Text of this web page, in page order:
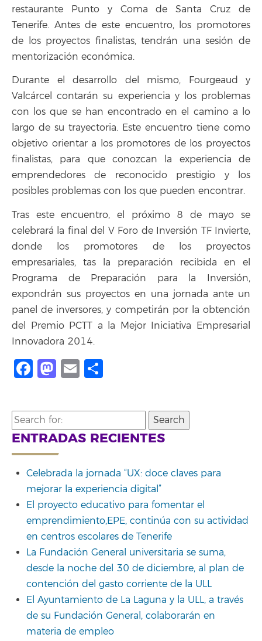
restaurante Punto y Coma de Santa Cruz de
Tenerife. Antes de este encuentro, los promotores
de los proyectos finalistas, tendrán una sesión de
mentorización económica.
Durante el desarrollo del mismo, Fourgeaud y
Valcárcel contarán su experiencia y los problemas
con los que se han encontrado en el camino a lo
largo de su trayectoria. Este encuentro tiene como
objetivo orientar a los promotores de los proyectos
finalistas, para que conozcan la experiencia de
emprendedores de reconocido prestigio y los
posibles problemas con los que pueden encontrar.
Tras este encuentro, el próximo 8 de mayo se
celebrará la final del V Foro de Inversión TF Invierte,
donde los promotores de los proyectos
empresariales, tas la preparación recibida en el
Programa de Preparación para la Inversión,
expondrán sus proyectos en una jornada ante un
panel de inversores, y competirán por la obtención
del Premio PCTT a la Mejor Iniciativa Empresarial
Innovadora 2014.
Facebook
Mastodon
Email
Search
for:
ENTRADAS RECIENTES
Celebrada la jornada “UX: doce claves para
mejorar la experiencia digital”
El proyecto educativo para fomentar el
emprendimiento,EPE, continúa con su actividad
en centros escolares de Tenerife
La Fundación General universitaria se suma,
desde la noche del 30 de diciembre, al plan de
contención del gasto corriente de la ULL
El Ayuntamiento de La Laguna y la ULL, a través
de su Fundación General, colaborarán en
materia de empleo